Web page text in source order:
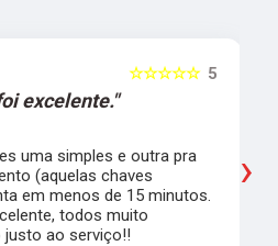
5
☆☆☆☆☆
excelente."
uma simples e outra pra
(aquelas chaves
em menos de 15 minutos.
todos muito
ao serviço!!
›